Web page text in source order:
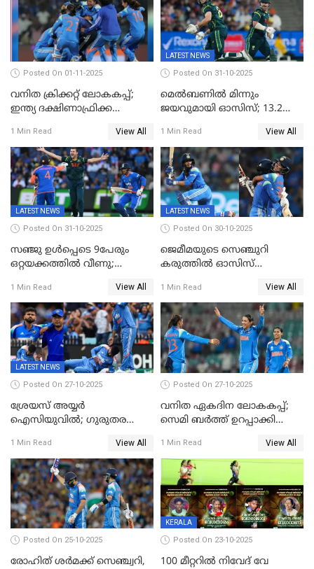
Posted On 01-11-2025
വനിത ക്രിക്കറ്റ് ലോകകപ്പ്;
ഇന്ത്യ ദക്ഷിണാഫ്രിക്ക
1 Min Read View All
LATEST NEWS
Posted On 31-10-2025
മെൽബണിൽ മിന്നും
ജയവുമായി ഓസിസ്; 13.2
പരമ്പരയിൽ ലീഡ്
1 Min Read View All
LATEST NEWS
Posted On 31-10-2025
സഞ്ജു ഉൾപ്പെടെ 9പേരും
ഒറ്റയക്കത്തിൽ വീണു;
ഹര്‍ഷിതും മാത്രം;
മെല്‍ബണില്‍
ഇന്ത്യയ്‌ക്കെതിരെ ഓസീസ്
ലക്ഷ്യം 126 റണ്‍സ്
1 Min Read View All
LATEST NEWS
Posted On 30-10-2025
ജെമീമയുടെ സെഞ്ചുറി
കരുത്തിൽ ഓസിസ്
തകർന്നു; അഞ്ച് വിക്കറ്റ്
ജയവുമായി ഇന്ത്യൻ
വനിതകൾ ലോകകപ്പ്
കലാശപ്പോരിന്
1 Min Read View All
LATEST NEWS
Posted On 27-10-2025
ശ്രേയസ് അയ്യര്‍
ഐസിയുവില്‍; ഗുരുതര
1 Min Read View All
Posted On 27-10-2025
വനിത ഏകദിന ലോകകപ്പ്;
സെമി ബര്‍ത്ത് ഉറപ്പാക്കി
1 Min Read View All
Posted On 25-10-2025
രോഹിത് ശർമക്ക് സെഞ്ച്വറി,
KERALA
Posted On 23-10-2025
100 മീറ്ററിൽ നിവേദ് വേ​